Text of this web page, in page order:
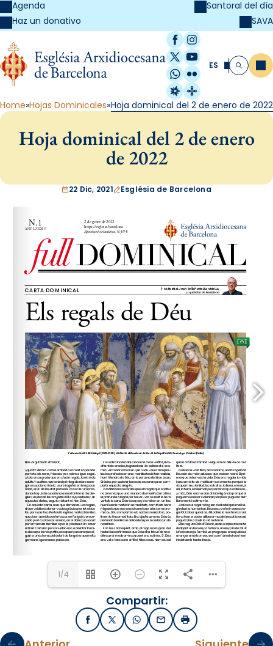
Agenda
Haz un donativo
Santoral del día
SAVA
Facebook
Instagram
X / Twitter
YouTube
WhatsApp
Flickr
Radio Estel
Catalunya
ES Buscar
Home Hojas Dominicales Hoja dominical del 2 de enero de 2022
Hoja dominical del 2 de enero
de 2022
22 Dic, 2021 Església de Barcelona
anys (amicsdelsgoigs@gmail.com
1/4
Compartir:
FacebookX / TwitterWhatsApp
EmailImprimir